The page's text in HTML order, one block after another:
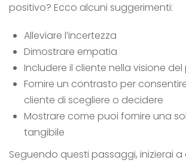
positivo? Ecco alcuni suggerimenti:
Alleviare l’incertezza
Dimostrare empatia
Includere il cliente nella visione
Fornire un contrasto per
cliente di scegliere o decidere
Mostrare come puoi fornire una
tangibile
Seguendo questi passaggi, inizierai a